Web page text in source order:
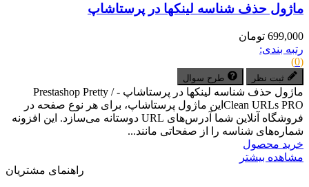
ماژول حذف شناسه لینکها در پرستاشاپ
699,000 تومان
رتبه بندی:
(0)
ثبت نظر طرح سوال
ماژول حذف شناسه لینکها در پرستاشاپ - Prestashop Pretty /
Clean URLs PROاین ماژول پرستاشاپ، برای هر نوع صفحه در
فروشگاه آنلاین شما آدرس‌های URL دوستانه می‌سازد. این افزونه
شماره‌های شناسه را از صفحاتی مانند...
خرید محصول
مشاهده بیشتر
راهنمای مشتریان